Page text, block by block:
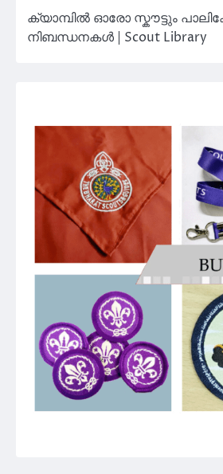
ക്യാമ്പിൽ ഓരോ സ്കൗട്ടും
നിബന്ധനകൾ | Scout Library